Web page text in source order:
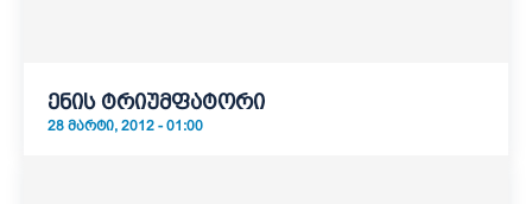
ენის ტრიუმფატორი
28 ᲛᲐᲠᲢᲘ, 2012 - 01:00